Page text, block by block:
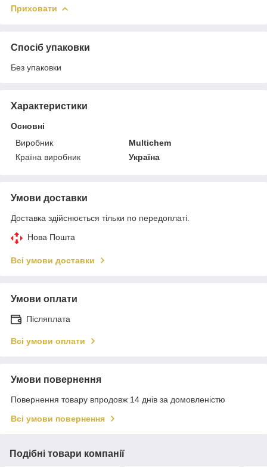
Приховати
Спосіб упаковки
Без упаковки
Характеристики
Основні
Виробник
Multichem
Країна виробник
Україна
Умови доставки
Доставка здійснюється тільки по передоплаті.
Нова Пошта
Всі умови доставки
Умови оплати
Післяплата
Всі умови оплати
Умови повернення
Повернення товару впродовж 14 днів за домовленістю
Всі умови повернення
Подібні товари компанії